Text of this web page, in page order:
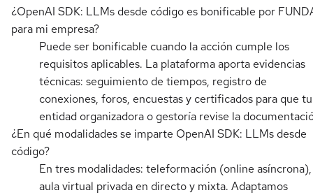
¿OpenAI SDK: LLMs desde código es bonificable por
para mi empresa?
Puede ser bonificable cuando la acción cumple los
requisitos aplicables. La plataforma aporta evidencias
técnicas: seguimiento de tiempos, registro de
conexiones, foros, encuestas y certificados para que tu
entidad organizadora o gestoría revise la
¿En qué modalidades se imparte OpenAI SDK: LLMs desde
código?
En tres modalidades: teleformación (online asíncrona),
aula virtual privada en directo y mixta. Adaptamos